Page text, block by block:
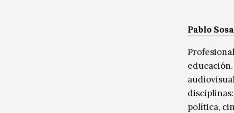
Pablo Sosa
política,